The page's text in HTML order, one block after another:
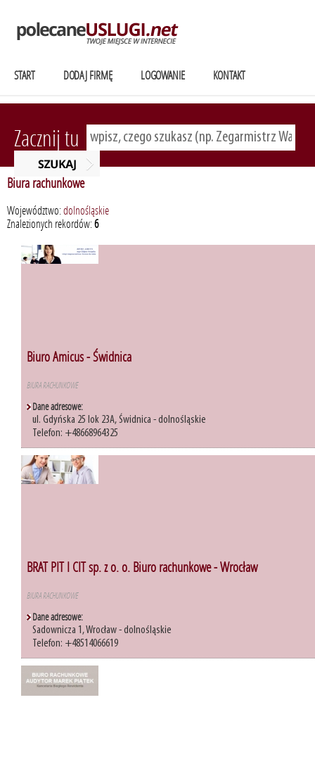
START DODAJ FIRMĘ LOGOWANIE KONTAKT
Zacznij tu
Biura rachunkowe
Województwo:dolnośląskie
Znalezionych rekordów:6
Biuro Amicus - Świdnica
BIURA RACHUNKOWE
Dane adresowe:
ul. Gdyńska 25 lok 23A, Świdnica - dolnośląskie
Telefon: +48668964325
BRAT PIT I CIT sp. z o. o. Biuro rachunkowe - Wrocław
BIURA RACHUNKOWE
Dane adresowe:
Sadownicza 1, Wrocław - dolnośląskie
Telefon: +48514066619